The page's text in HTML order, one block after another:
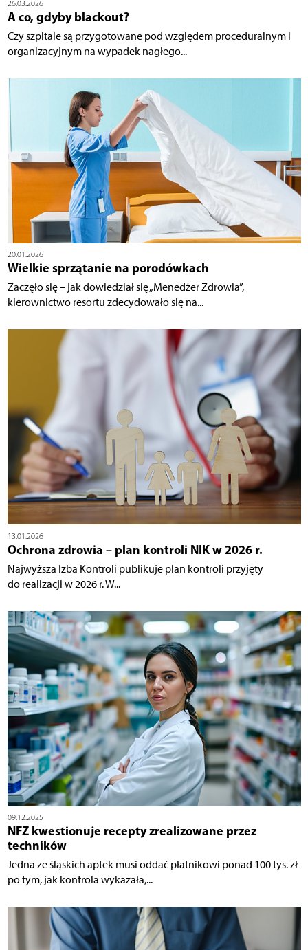
26.03.2026
A co, gdyby blackout?
Czy szpitale są przygotowane pod względem proceduralnym i
organizacyjnym na wypadek nagłego...
20.01.2026
Wielkie sprzątanie na porodówkach
Zaczęło się – jak dowiedział się „Menedżer Zdrowia”,
kierownictwo resortu zdecydowało się na...
13.01.2026
Ochrona zdrowia – plan kontroli NIK w 2026 r.
Najwyższa Izba Kontroli publikuje plan kontroli przyjęty
do realizacji w 2026 r. W...
09.12.2025
NFZ kwestionuje recepty zrealizowane przez
techników
Jedna ze śląskich aptek musi oddać płatnikowi ponad 100 tys. zł
po tym, jak kontrola wykazała,...